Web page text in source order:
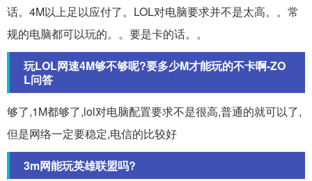
话。4M以上足以应付了。LOL对电脑要求并不是太高。。常
规的电脑都可以玩的。。要是卡的话。。
玩LOL网速4M够不够呢?要多少M才能玩的不卡啊-ZO
L问答
够了,1M都够了,lol对电脑配置要求不是很高,普通的就可以了,
但是网络一定要稳定,电信的比较好
3m网能玩英雄联盟吗?